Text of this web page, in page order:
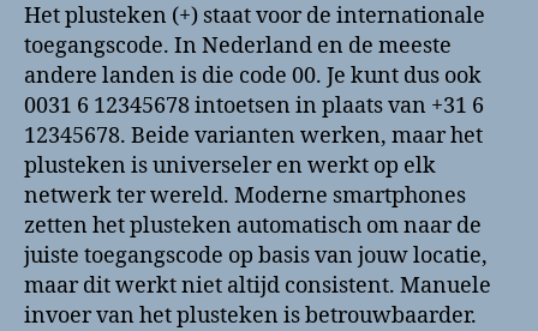
Het plusteken (+) staat voor de internationale
toegangscode. In Nederland en de meeste
andere landen is die code 00. Je kunt dus ook
0031 6 12345678 intoetsen in plaats van +31 6
12345678. Beide varianten werken, maar het
plusteken is universeler en werkt op elk
netwerk ter wereld. Moderne smartphones
zetten het plusteken automatisch om naar de
juiste toegangscode op basis van jouw locatie,
maar dit werkt niet altijd consistent. Manuele
invoer van het plusteken is betrouwbaarder.